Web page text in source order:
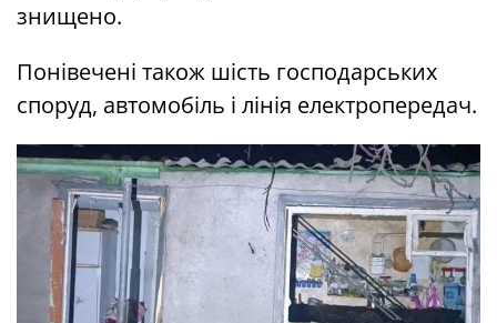
знищено.
Понівечені також шість господарських
споруд, автомобіль і лінія електропередач.